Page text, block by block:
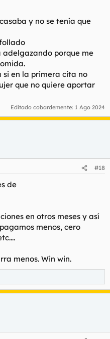
y no se tenía que
adelgazando porque me
si en la primera cita no
que no quiere aportar
Editado cobardemente: 1 Ago 2024
#18
de
en otros meses y así
menos, cero
menos. Win win.